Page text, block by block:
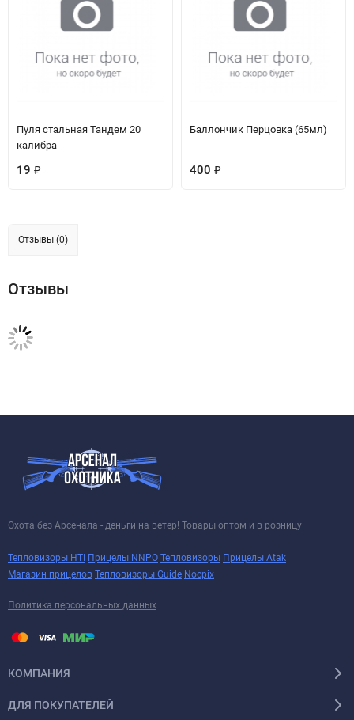
Пуля стальная Тандем 20
калибра
19 ₽
Баллончик Перцовка (65мл)
400 ₽
Отзывы (0)
Отзывы
Охота без Арсенала - деньги на ветер! Товары оптом и в розницу
Тепловизоры HTI Прицелы NNPO Тепловизоры Прицелы Atak
Магазин прицелов Тепловизоры Guide Nocpix
Политика персональных данных
КОМПАНИЯ
ДЛЯ ПОКУПАТЕЛЕЙ